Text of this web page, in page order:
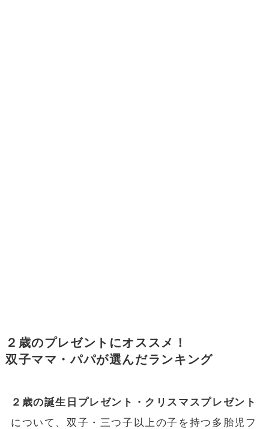
２歳のプレゼントにオススメ！
双子ママ・パパが選んだランキング
２歳の誕生日プレゼント・クリスマスプレゼント
について、双子・三つ子以上の子を持つ多胎児フ